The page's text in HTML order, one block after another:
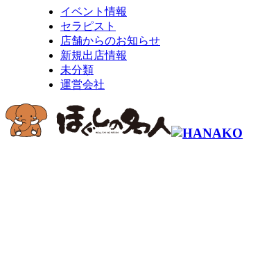
イベント情報
セラピスト
店舗からのお知らせ
新規出店情報
未分類
運営会社